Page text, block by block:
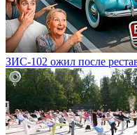
ЗИС-102 ожил после